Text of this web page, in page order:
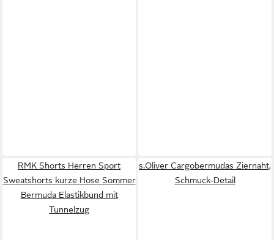
RMK Shorts Herren Sport
Sweatshorts kurze Hose Sommer
Bermuda Elastikbund mit
Tunnelzug
s.Oliver Cargobermudas Ziernaht,
Schmuck-Detail